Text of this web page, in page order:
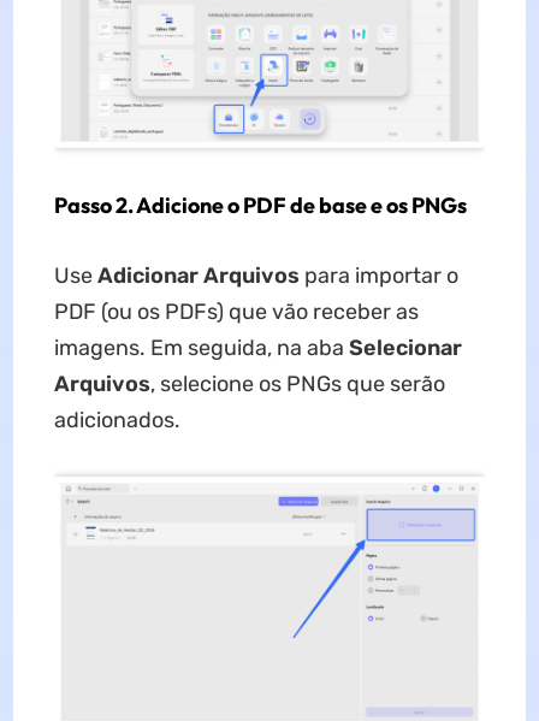
Passo 2. Adicione o PDF de base e os PNGs
UseAdicionar Arquivos para importar o
PDF (ou os PDFs) que vão receber as
imagens. Em seguida, na aba Selecionar
Arquivos, selecione os PNGs que serão
adicionados.